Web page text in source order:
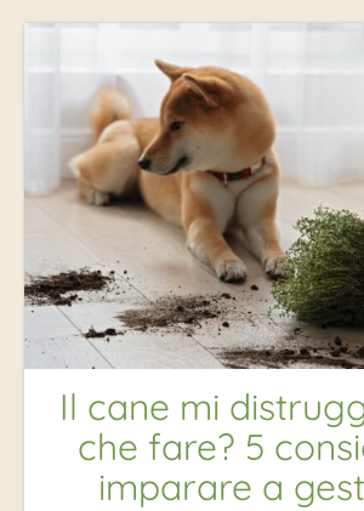
Il cane mi
che fare? 5
imparare a